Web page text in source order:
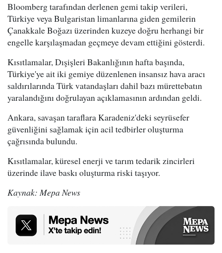
Bloomberg tarafından derlenen gemi takip verileri,
Türkiye veya Bulgaristan limanlarına giden gemilerin
Çanakkale Boğazı üzerinden kuzeye doğru herhangi bir
engelle karşılaşmadan geçmeye devam ettiğini gösterdi.
Kısıtlamalar, Dışişleri Bakanlığının hafta başında,
Türkiye'ye ait iki gemiye düzenlenen insansız hava aracı
saldırılarında Türk vatandaşları dahil bazı mürettebatın
yaralandığını doğrulayan açıklamasının ardından geldi.
Ankara, savaşan taraflara Karadeniz'deki seyrüsefer
güvenliğini sağlamak için acil tedbirler oluşturma
çağrısında bulundu.
Kısıtlamalar, küresel enerji ve tarım tedarik zincirleri
üzerinde ilave baskı oluşturma riski taşıyor.
Kaynak: Mepa News